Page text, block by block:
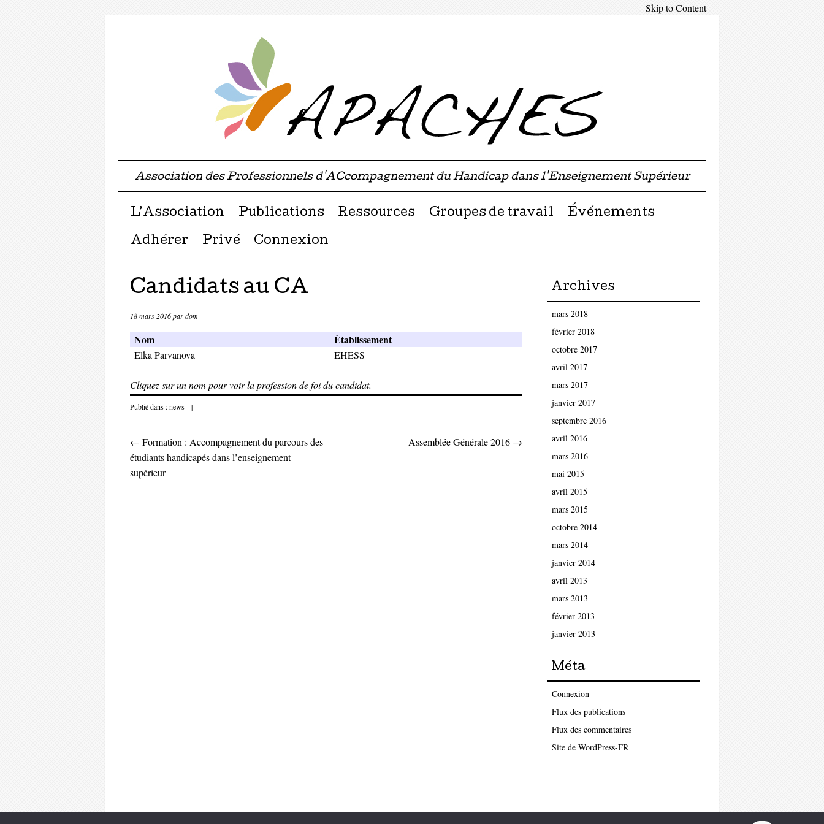
Skip to Content
Association des Professionnels d'ACcompagnement du Handicap dans l'Enseignement Supérieur
Menu ☰
Passer directement au contenu
L’Association Publications Ressources Groupes de travail Événements
Adhérer Privé Connexion
Candidats au CA
18 mars 2016pardom
Nom Établissement
Elka Parvanova EHESS
Cliquez sur un nom pour voir la profession de foi du candidat.
Publié dans :news |
Parcourir les articles
← Formation : Accompagnement du parcours des
étudiants handicapés dans l’enseignement
supérieur
Assemblée Générale 2016 →
Archives
mars 2018
février 2018
octobre 2017
avril 2017
mars 2017
janvier 2017
septembre 2016
avril 2016
mars 2016
mai 2015
avril 2015
mars 2015
octobre 2014
mars 2014
janvier 2014
avril 2013
mars 2013
février 2013
janvier 2013
Méta
Connexion
Flux des publications
Flux des commentaires
Site de WordPress-FR